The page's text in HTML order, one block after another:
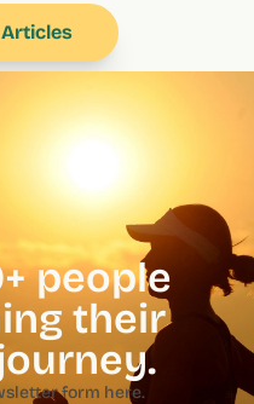
people
their
form here.